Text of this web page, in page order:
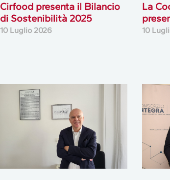
Cirfood presenta il Bilancio
di Sostenibilità 2025
10 Luglio 2026
La
10